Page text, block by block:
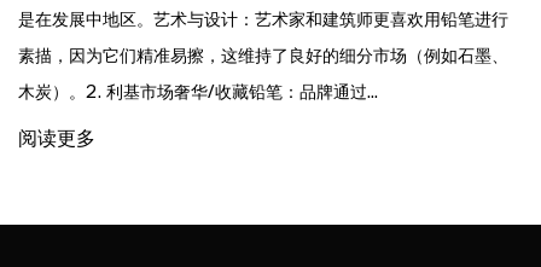
是在发展中地区。艺术与设计：艺术家和建筑师更喜欢用铅笔进行
素描，因为它们精准易擦，这维持了良好的细分市场（例如石墨、
木炭）。2. 利基市场奢华/收藏铅笔：品牌通过...
阅读更多